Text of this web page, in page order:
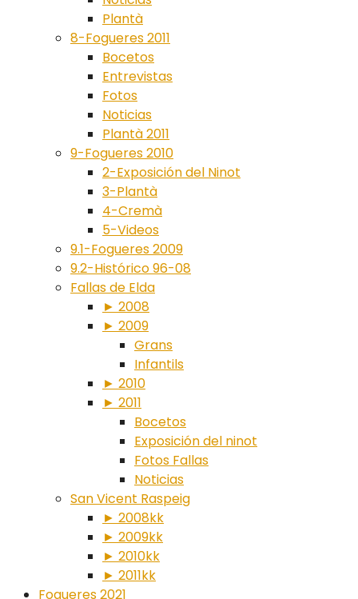
Plantà
8-Fogueres 2011
Bocetos
Entrevistas
Fotos
Noticias
Plantà 2011
9-Fogueres 2010
2-Exposición del Ninot
3-Plantà
4-Cremà
5-Videos
9.1-Fogueres 2009
9.2-Histórico 96-08
Fallas de Elda
► 2008
► 2009
Grans
Infantils
► 2010
► 2011
Bocetos
Exposición del ninot
Fotos Fallas
Noticias
San Vicent Raspeig
► 2008kk
► 2009kk
► 2010kk
► 2011kk
Fogueres 2021